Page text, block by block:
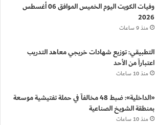
وفيات الكويت اليوم الخميس الموافق 06 أغسطس
2026
منذ 9 ساعات
التطبيقي: توزيع شهادات خريجي معاهد التدريب
اعتباراً من الأحد
منذ 10 ساعات
«الداخلية»: ضبط 48 مخالفاً في حملة تفتيشية موسعة
بمنطقة الشويخ الصناعية
منذ 10 ساعات